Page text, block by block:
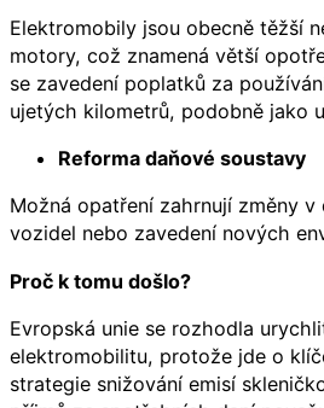
Elektromobily jsou obecně těžší
motory, což znamená větší
se zavedení poplatků za
ujetých kilometrů, podobně jako
Reforma daňové soustavy
Možná opatření zahrnují změny
vozidel nebo zavedení nových
Proč k tomu došlo?
Evropská unie se rozhodla
elektromobilitu, protože jde o
strategie snižování emisí